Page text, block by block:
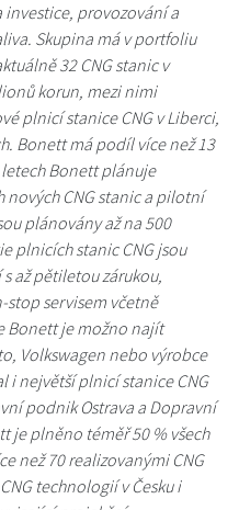
investice, provozování a
Skupina má v portfoliu
32 CNG stanic v
korun, mezi nimi
plnicí stanice CNG v Liberci,
Bonett má podíl více než 13
letech Bonett plánuje
CNG stanic a pilotní
plánovány až na 500
plnicích stanic CNG jsou
až pětiletou zárukou,
servisem včetně
Bonett je možno najít
Volkswagen nebo výrobce
i největší plnicí stanice CNG
podnik Ostrava a Dopravní
je plněno téměř 50 % všech
než 70 realizovanými CNG
technologií v Česku i